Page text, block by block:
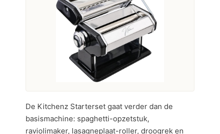
De Kitchenz Starterset gaat verder dan de
basismachine: spaghetti-opzetstuk,
raviolimaker, lasagneplaat-roller, droogrek en